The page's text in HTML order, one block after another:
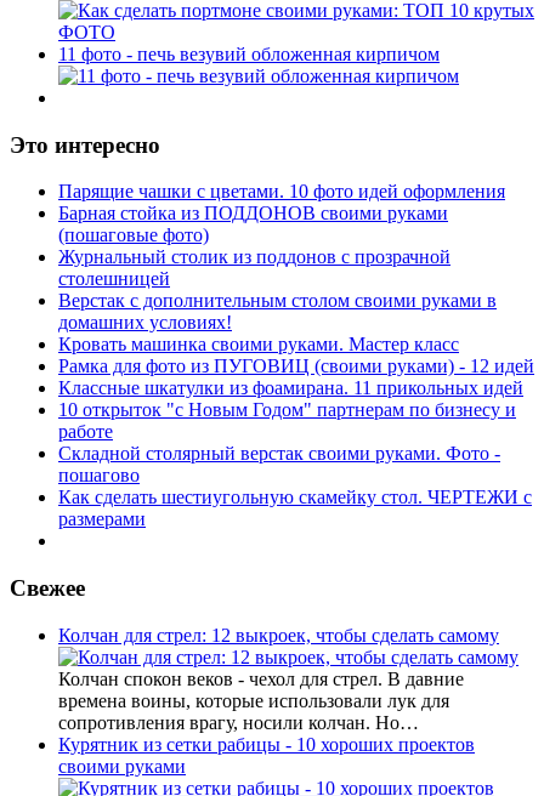
11 фото - печь везувий обложенная кирпичом
Это интересно
Парящие чашки с цветами. 10 фото идей оформления
Барная стойка из ПОДДОНОВ своими руками
(пошаговые фото)
Журнальный столик из поддонов с прозрачной
столешницей
Верстак с дополнительным столом своими руками в
домашних условиях!
Кровать машинка своими руками. Мастер класс
Рамка для фото из ПУГОВИЦ (своими руками) - 12 идей
Классные шкатулки из фоамирана. 11 прикольных идей
10 открыток "с Новым Годом" партнерам по бизнесу и
работе
Складной столярный верстак своими руками. Фото -
пошагово
Как сделать шестиугольную скамейку стол. ЧЕРТЕЖИ с
размерами
Свежее
Колчан для стрел: 12 выкроек, чтобы сделать самому
Колчан спокон веков - чехол для стрел. В давние
времена воины, которые использовали лук для
сопротивления врагу, носили колчан. Но…
Курятник из сетки рабицы - 10 хороших проектов
своими руками